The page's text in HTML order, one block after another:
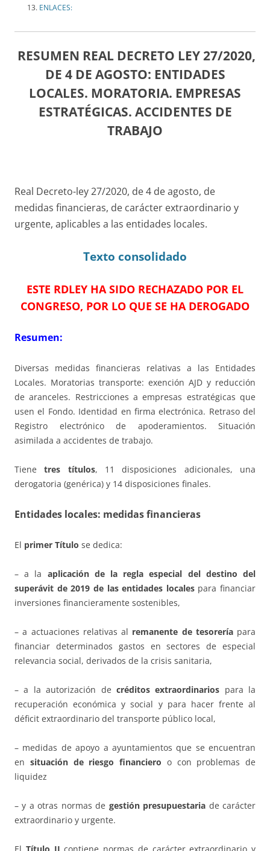
ENLACES:
RESUMEN REAL DECRETO LEY 27/2020,
DE 4 DE AGOSTO: ENTIDADES
LOCALES. MORATORIA. EMPRESAS
ESTRATÉGICAS. ACCIDENTES DE
TRABAJO
Real Decreto-ley 27/2020, de 4 de agosto, de
medidas financieras, de carácter extraordinario y
urgente, aplicables a las entidades locales.
Texto consolidado
ESTE RDLEY HA SIDO RECHAZADO POR EL
CONGRESO, POR LO QUE SE HA DEROGADO
Resumen:
Diversas medidas financieras relativas a las Entidades
Locales. Moratorias transporte: exención AJD y reducción
de aranceles. Restricciones a empresas estratégicas que
usen el Fondo. Identidad en firma electrónica. Retraso del
Registro electrónico de apoderamientos. Situación
asimilada a accidentes de trabajo.
Tienetres títulos, 11 disposiciones adicionales, una
derogatoria (genérica) y 14 disposiciones finales.
Entidades locales: medidas financieras
El primer Título se dedica:
– a la aplicación de la regla especial del destino del
superávit de 2019 de las entidades localespara financiar
inversiones financieramente sostenibles,
– a actuaciones relativas al remanente de tesoreríapara
financiar determinados gastos en sectores de especial
relevancia social, derivados de la crisis sanitaria,
– a la autorización de créditos extraordinarios para la
recuperación económica y social y para hacer frente al
déficit extraordinario del transporte público local,
– medidas de apoyo a ayuntamientos que se encuentran
en situación de riesgo financiero o con problemas de
liquidez
– y a otras normas de gestión presupuestaria de carácter
extraordinario y urgente.
El Título II contiene normas de carácter extraordinario y